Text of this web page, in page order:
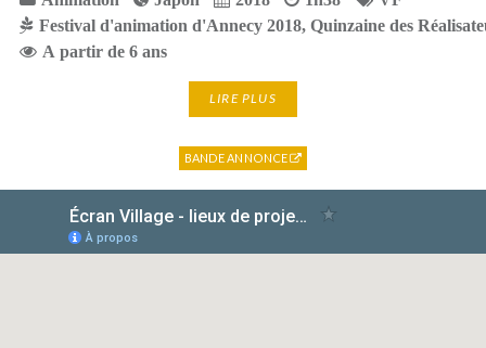
Festival d'animation d'Annecy 2018, Quinzaine des
A partir de 6 ans
LIRE PLUS
BANDE ANNONCE